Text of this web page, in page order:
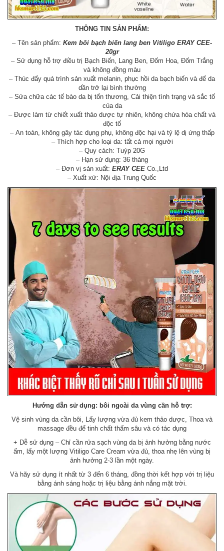
THÔNG TIN SẢN PHẨM:
– Tên sản phẩm: Kem bôi bạch biến lang ben Vitiligo ERAY CEE-
20gr
– Sử dụng hỗ trợ điều trị Bạch Biến, Lang Ben, Đốm Hoa, Đốm Trắng
và không đồng màu
– Thúc đẩy quá trình sản xuất melanin, phục hồi da bạch biến và để da
dần trở lại bình thường
– Sửa chữa các tế bào da bị tổn thương, Cải thiện tình trạng và sắc tố
của da
– Được làm từ chiết xuất thảo dược tự nhiên, không chứa hóa chất và
độc tố
– An toàn, không gây tác dụng phụ, không độc hại và tỷ lệ dị ứng thấp
– Thích hợp cho loại da: tất cả mọi người
– Quy cách: Tuýp 20G
– Hạn sử dụng: 36 tháng
– Đơn vị sản xuất: ERAY CEE Co.,Ltd
– Xuất xứ: Nội địa Trung Quốc
Hướng dẫn sử dụng: bôi ngoài da vùng cần hỗ trợ:
Vệ sinh vùng da cần bôi, Lấy lượng vừa đủ kem thảo dược, Thoa và
massage đều để tinh chất thấm sâu và có tác dụng
+ Dễ sử dụng – Chỉ cần rửa sạch vùng da bị ảnh hưởng bằng nước
ấm, lấy một lượng Vitiligo Care Cream vừa đủ, thoa nhẹ lên vùng bị
ảnh hưởng 2-3 lần một ngày.
Và hãy sử dụng ít nhất từ ​​3 đến 6 tháng, đồng thời kết hợp với trị liệu
bằng ánh sáng hoặc trị liệu bằng ánh nắng mặt trời.